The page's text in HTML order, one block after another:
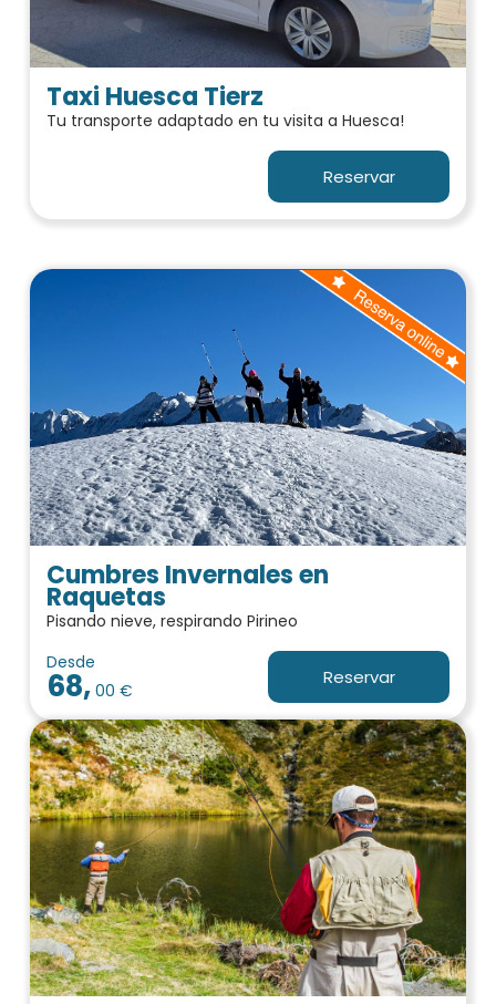
Taxi Huesca Tierz
Tu transporte adaptado en tu visita a Huesca!
Reservar
Cumbres Invernales en
Raquetas
Pisando nieve, respirando Pirineo
Desde
68, 00 €
Reservar